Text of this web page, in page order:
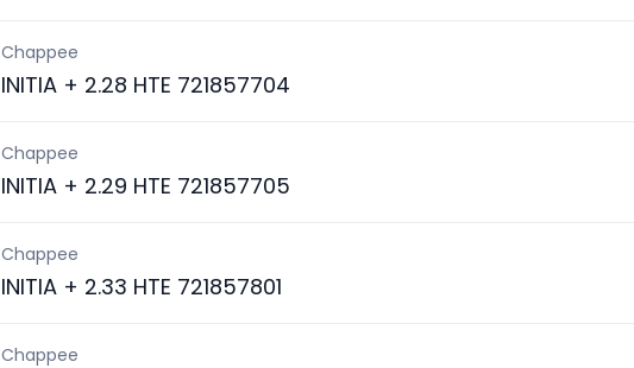
Chappee
INITIA + 2.28 HTE 721857704
Chappee
INITIA + 2.29 HTE 721857705
Chappee
INITIA + 2.33 HTE 721857801
Chappee